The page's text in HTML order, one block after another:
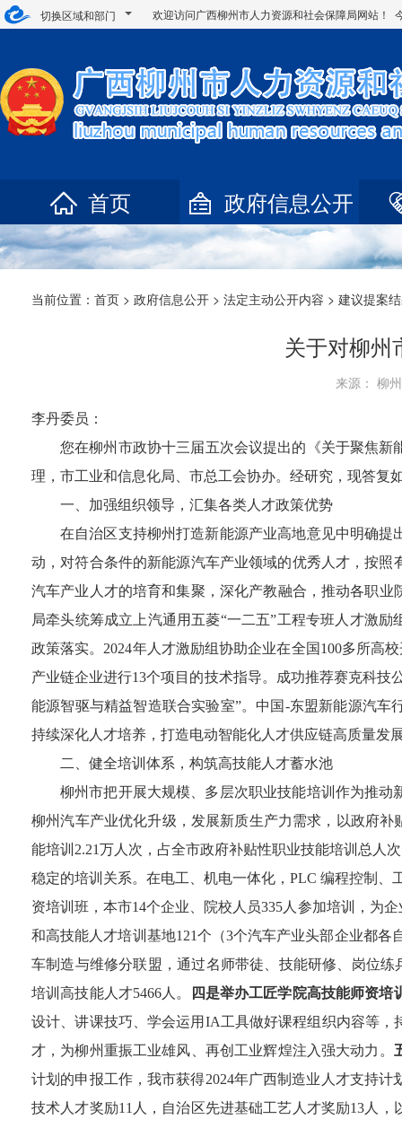
切换区域和部门 欢迎访问广西柳州市人力资源和社会保障局网站！
首页 政府信息公开
当前位置： 首页 > 政府信息公开 > 法定主动公开内容 > 建议提案
关于对柳州
来源： 柳
李丹委员 ：
您在柳州市政协十三届五次会议提出的 《关于聚焦新
理 ， 市工业和信息化局、市总工会协办。经研究，现答复
一、 加强组织领导，汇集各类人才政策优势
在自治区支持柳州打造新能源产业高地意见中明确提
动，对符合条件的新能源汽车产业领域的优秀人才，按
汽车产业人才的培育和集聚，深化产教融合，推动各职
局牵头统筹成立上汽通用五菱“一二五”工程专班人才激
政策落实。 2024年人才激励组协助企业在全国 100多所高
产业链企业进行13个项目的技术指导。 成功推荐赛克科技
能源智驱与精益智造联合实验室”。 中国 -东盟新能源汽车
持续深化人才培养，打造电动智能化人才供应链高质量发
二
、健全培训体系，构筑高技能人才蓄水池
柳州市把开展大规模、多层次职业技能培训作为推动
柳州汽车产业优化升级，发展新质生产力需求，以政府补
能培训 2.21万 人次 ，占全市政府补贴性职业技能培训总人
稳定的培训关系。在电工、机电一体化， PLC 编程控制、
资培训班，本市14个企业、院校人员335 人参加培训
，为
和高技能人才培训基地121个 （3个汽车产业头部企业都各
车制造与维修分联盟，通过名师带徒、技能研修、岗位练
培训高技能人 才5466 人。 四是举办工匠学院高技能师资培
设计、讲课技巧、学会运用 IA工具做好课程组织内容等，
才，为柳州重振工业雄风、再创工业辉煌注入强大动力。
计划的申报工作，我市获得2024年广西制造业人才支持计
技术人才奖励11 人，自治区先进基础工艺人才奖励13 人